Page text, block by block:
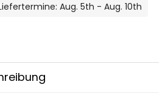
Aug. 5th - Aug. 10th